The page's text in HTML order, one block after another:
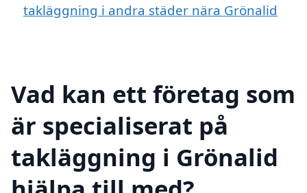
takläggning i andra städer nära Grönalid
Vad kan ett företag som
är specialiserat på
takläggning i Grönalid